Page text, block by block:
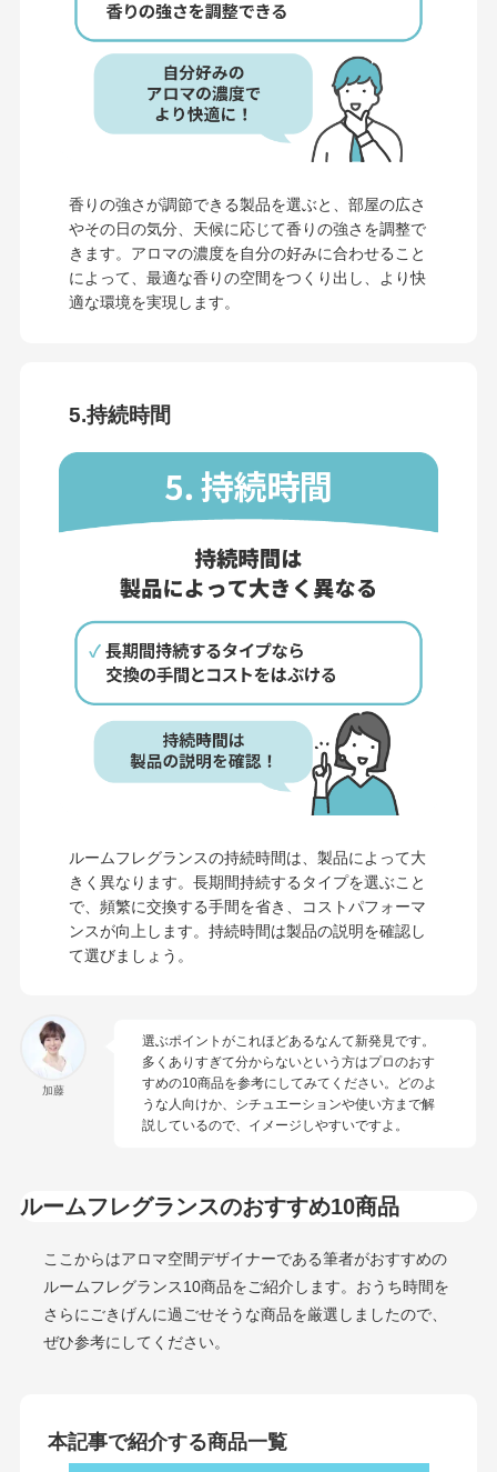
香りの強さが調節できる製品を選ぶと、部屋の広さ
やその日の気分、天候に応じて香りの強さを調整で
きます。アロマの濃度を自分の好みに合わせること
によって、最適な香りの空間をつくり出し、より快
適な環境を実現します。
5.持続時間
ルームフレグランスの持続時間は、製品によって大
きく異なります。長期間持続するタイプを選ぶこと
で、頻繁に交換する手間を省き、コストパフォーマ
ンスが向上します。持続時間は製品の説明を確認し
て選びましょう。
加藤
選ぶポイントがこれほどあるなんて新発見です。
多くありすぎて分からないという方はプロのおす
すめの10商品を参考にしてみてください。どのよ
うな人向けか、シチュエーションや使い方まで解
説しているので、イメージしやすいですよ。
ルームフレグランスのおすすめ10商品
ここからはアロマ空間デザイナーである筆者がおすすめの
ルームフレグランス10商品をご紹介します。おうち時間を
さらにごきげんに過ごせそうな商品を厳選しましたので、
ぜひ参考にしてください。
本記事で紹介する商品一覧